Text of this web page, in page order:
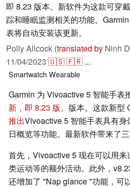
即 8.23 版本。新软件为这款可穿
踪和睡眠监测相关的功能。
表将自动安装该更新。
Polly Allcock (translated by Ninh
11/04/2023 🇺🇸🇫🇷 ...
Smartwatch Wearable
Garmin 为 Vivoactive 5 智能手表
新，即 8.23 版。 版本。这款新型
推出Vivoactive 5 智能手表具有
日概览等功能。最新软件带来了三
首先，Vivoactive 5 现在可以用
类运动等的额外活动。此外，
还增加了 "Nap glance "功能，可